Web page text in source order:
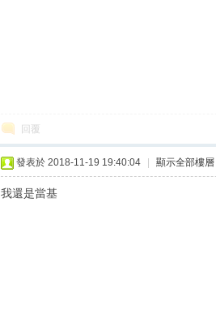
回覆
發表於 2018-11-19 19:40:04 顯示全部樓層
我還是當基